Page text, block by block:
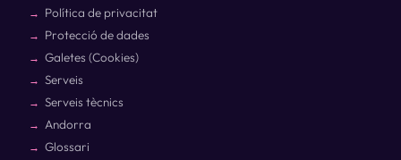
Política de privacitat
Protecció de dades
Galetes (Cookies)
Serveis
Serveis tècnics
Andorra
Glossari